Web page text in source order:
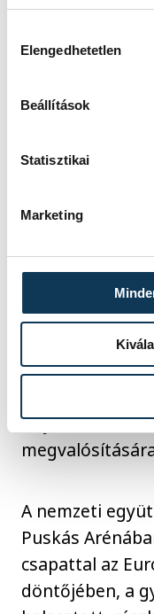
Elengedhetetlen
Beállítások
Statisztikai
Marketing
A középpályás
érzik a
Nagy Ádám
képest a
azóta a
próbálják a
ráerőltetni az
hiba csúszik,
folyamatosan
A nemzeti
Puskás
csapattal az
döntőjében, a